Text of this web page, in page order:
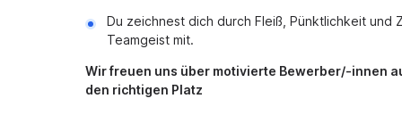
Du zeichnest dich durch Fleiß, Pünktlichkeit
Teamgeist mit.
Wir freuen uns über motivierte Bewerber/-innen
den richtigen Platz